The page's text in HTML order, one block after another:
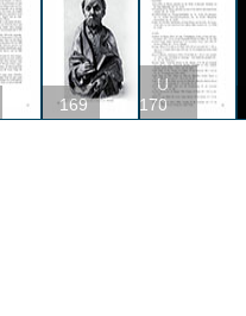
169
U
170